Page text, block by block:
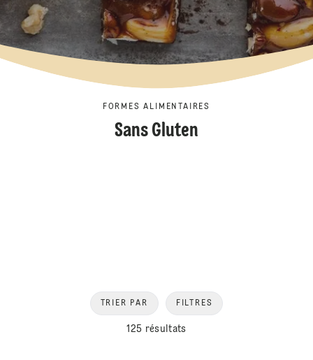
FORMES ALIMENTAIRES
Sans Gluten
125 résultats
TRIER PAR FILTRES